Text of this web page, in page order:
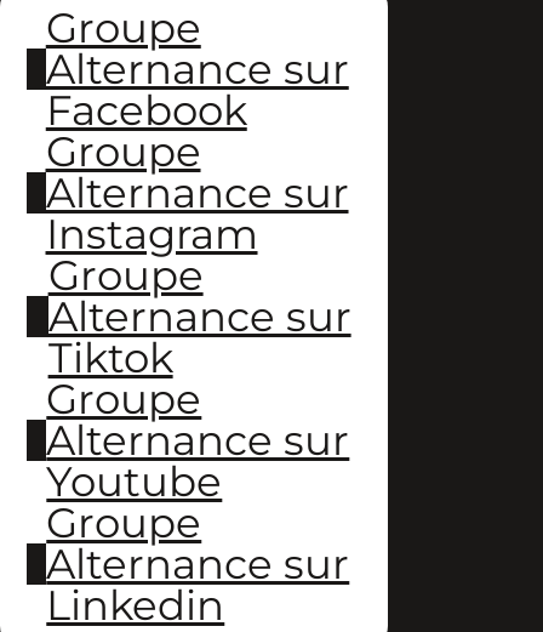
Groupe
Alternance sur
Facebook
Groupe
Alternance sur
Instagram
Groupe
Alternance sur
Tiktok
Groupe
Alternance sur
Youtube
Groupe
Alternance sur
Linkedin